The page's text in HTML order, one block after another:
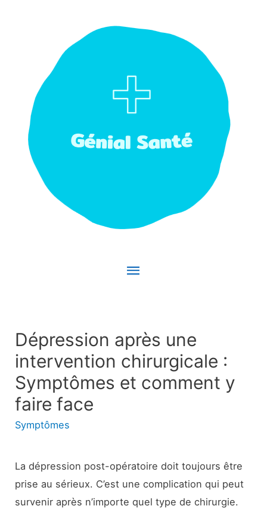
Menu
Dépression après une
intervention chirurgicale :
Symptômes et comment y
faire face
Symptômes
La dépression post-opératoire doit toujours être
prise au sérieux. C’est une complication qui peut
survenir après n’importe quel type de chirurgie.